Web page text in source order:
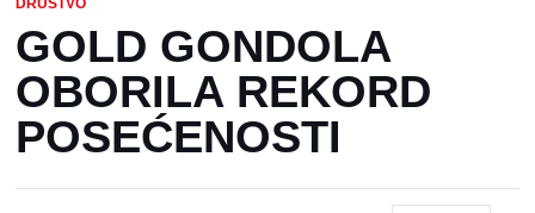
DRUŠTVO
GOLD GONDOLA
OBORILA REKORD
POSEĆENOSTI